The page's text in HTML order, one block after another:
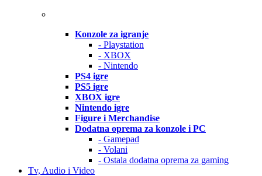
Konzole za igranje
- Playstation
- XBOX
- Nintendo
PS4 igre
PS5 igre
XBOX igre
Nintendo igre
Figure i Merchandise
Dodatna oprema za konzole i PC
- Gamepad
- Volani
- Ostala dodatna oprema za gaming
Tv, Audio i Video